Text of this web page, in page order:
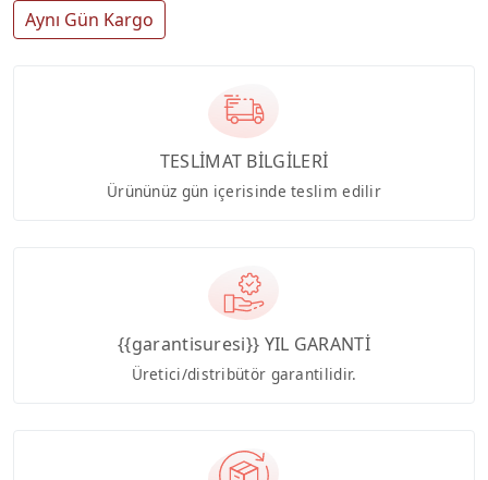
Aynı Gün Kargo
TESLİMAT BİLGİLERİ
Ürününüz gün içerisinde teslim edilir
{{garantisuresi}} YIL GARANTİ
Üretici/distribütör garantilidir.